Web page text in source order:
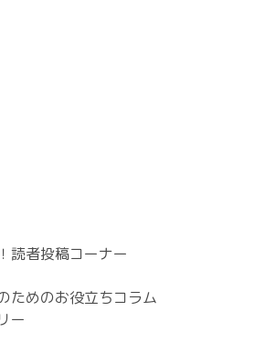
読者投稿コーナー
ためのお役立ちコラム
ー